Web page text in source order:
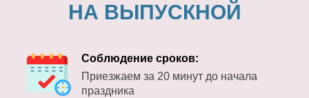
НА ВЫПУСКНОЙ
Соблюдение сроков:
Приезжаем за 20 минут до начала
праздника